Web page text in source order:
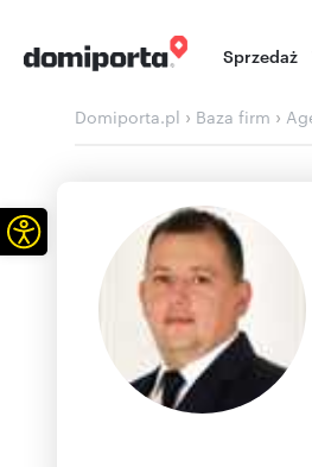
Sprzedaż
Domiporta.pl › Baza firm ›
Otwórz pasek narzędzi